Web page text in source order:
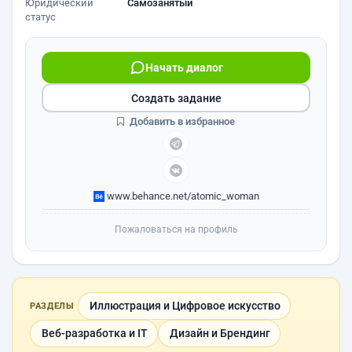
Юридический
статус
Самозанятый
Начать диалог
www.behance.net/atomic_woman
Создать задание
Добавить в избранное
Пожаловаться на профиль
РАЗДЕЛЫ Иллюстрация и Цифровое искусство
Веб-разработка и IT Дизайн и Брендинг